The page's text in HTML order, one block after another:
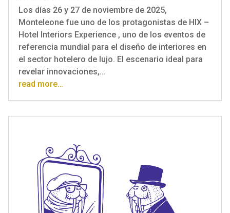
Los días 26 y 27 de noviembre de 2025,
Monteleone fue uno de los protagonistas de HIX –
Hotel Interiors Experience , uno de los eventos de
referencia mundial para el diseño de interiores en
el sector hotelero de lujo. El escenario ideal para
revelar innovaciones,…
read more…